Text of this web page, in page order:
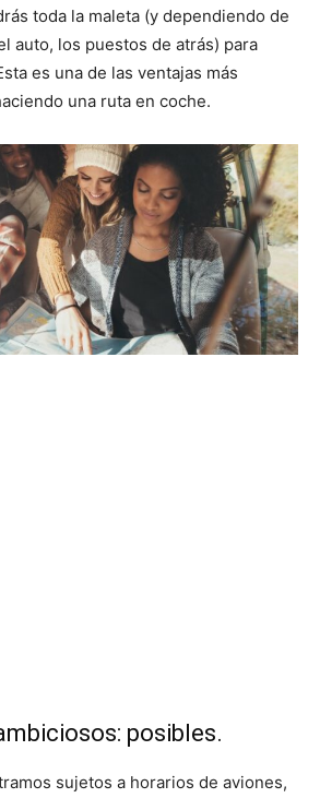
toda la maleta (y dependiendo de
auto, los puestos de atrás) para
es una de las ventajas más
una ruta en coche.
posibles.
sujetos a horarios de aviones,